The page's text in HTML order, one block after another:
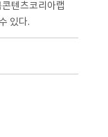
텐츠코리아랩
있다.